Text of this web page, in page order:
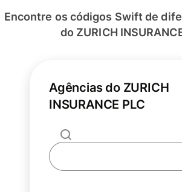
Encontre os códigos Swift de
do ZURICH
Agências do ZURICH
INSURANCE PLC